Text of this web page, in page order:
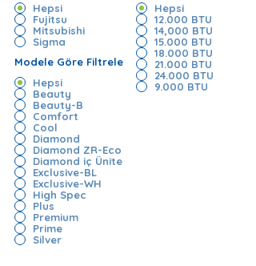
Hepsi
Fujitsu
Mitsubishi
Sigma
Modele Göre Filtrele
Hepsi
Beauty
Beauty-B
Comfort
Cool
Diamond
Diamond ZR-Eco
Diamond iç Ünite
Exclusive-BL
Exclusive-WH
High Spec
Plus
Premium
Prime
Silver
Hepsi
12.000 BTU
14,000 BTU
15.000 BTU
18.000 BTU
21.000 BTU
24.000 BTU
9.000 BTU